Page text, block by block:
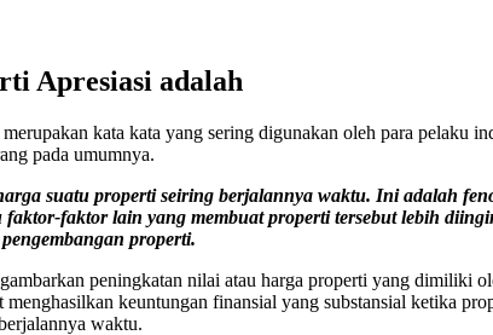
Apresiasi adalah
merupakan kata kata yang sering digunakan oleh para pelaku
pada umumnya.
suatu properti seiring berjalannya waktu. Ini adalah
faktor lain yang membuat properti tersebut lebih
properti.
peningkatan nilai atau harga properti yang dimiliki
keuntungan finansial yang substansial ketika
waktu.